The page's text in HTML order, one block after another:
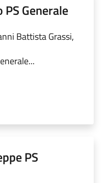
PS Generale
Battista Grassi,
PS